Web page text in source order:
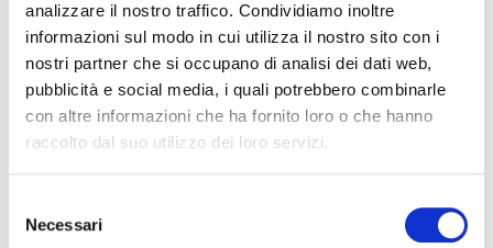
analizzare il nostro traffico. Condividiamo inoltre
informazioni sul modo in cui utilizza il nostro sito con i
nostri partner che si occupano di analisi dei dati web,
pubblicità e social media, i quali potrebbero combinarle
con altre informazioni che ha fornito loro o che hanno
raccolto dal suo utilizzo dei loro servizi.
delNecessari
Challenge, la XIII edizione del report sull’Economia del Mare
e il convegno che fa il punto su infrastrutture di ricarica e
barche elettriche nella laguna di Venezia, promosso da
Aqua SuperpPower.
nautica, con l’esposizione di yacht, barche a vela e